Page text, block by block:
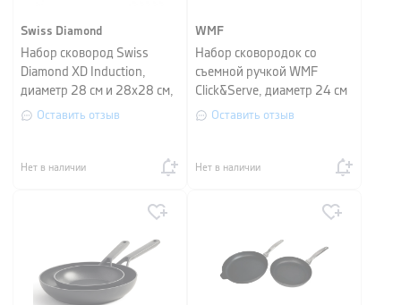
Swiss Diamond
Набор сковород Swiss
Diamond XD Induction,
диаметр 28 см и 28х28 см,
черный
Оставить отзыв
Нет в наличии
WMF
Набор сковородок со
съемной ручкой WMF
Click&Serve, диаметр 24 см
и 28 см, серебристо-
Оставить отзыв
Нет в наличии